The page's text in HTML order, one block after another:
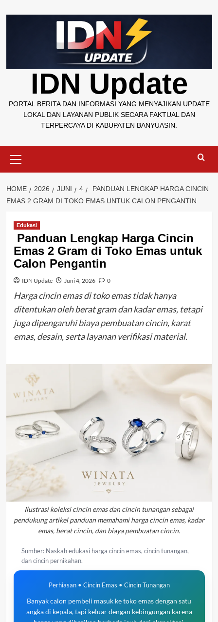
to
IDN Update
PORTAL BERITA DAN INFORMASI YANG MENYAJIKAN UPDATE
LOKAL DAN LAYANAN PUBLIK SECARA FAKTUAL DAN
TERPERCAYA DI KABUPATEN BANYUASIN.
Menu
HOME 2026 JUNI 4
PANDUAN LENGKAP HARGA CINCIN
EMAS 2 GRAM DI TOKO EMAS UNTUK CALON PENGANTIN
Edukasi
Panduan Lengkap Harga Cincin
Emas 2 Gram di Toko Emas untuk
Calon Pengantin
IDN Update Juni 4, 2026 0
Harga cincin emas di toko emas tidak hanya
ditentukan oleh berat gram dan kadar emas, tetapi
juga dipengaruhi biaya pembuatan cincin, karat
emas, desain, serta layanan verifikasi material.
Ilustrasi koleksi cincin emas dan cincin tunangan sebagai
pendukung artikel panduan memahami harga cincin emas, kadar
emas, berat cincin, dan biaya pembuatan cincin.
Sumber: Naskah edukasi harga cincin emas, cincin tunangan,
dan cincin pernikahan.
Perhiasan • Cincin Emas • Cincin Tunangan
Banyak calon pembeli masuk ke toko emas dengan satu
angka di kepala, tapi keluar dengan kebingungan karena